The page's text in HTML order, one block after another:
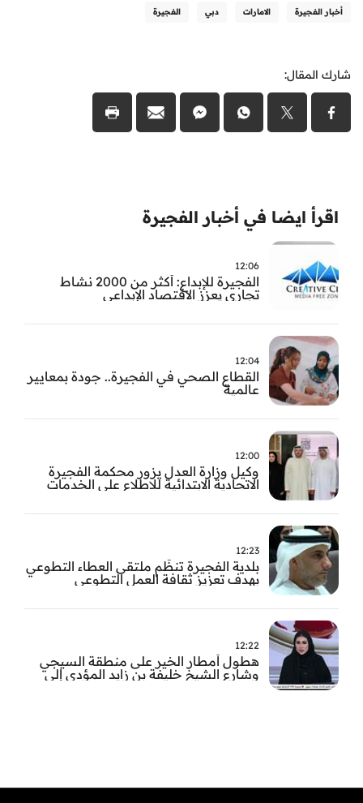
أخبار الفجيرة الامارات دبي الفجيرة
شارك المقال:
اقرأ ايضا في أخبار الفجيرة
12:06
الفجيرة للإبداع: أكثر من 2000 نشاط
تجاري يعزز الاقتصاد الإبداعي
12:04
القطاع الصحي في الفجيرة.. جودة بمعايير
عالمية
12:00
وكيل وزارة العدل يزور محكمة الفجيرة
الاتحادية الابتدائية للاطلاع على الخدمات
12:23
بلدية الفجيرة تنظّم ملتقى العطاء التطوعي
بهدف تعزيز ثقافة العمل التطوعي
12:22
هطول أمطار الخير على منطقة السيجي
وشارع الشيخ خليفة بن زايد المؤدي إلى